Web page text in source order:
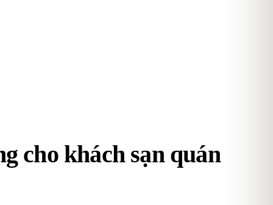
cho khách sạn quán